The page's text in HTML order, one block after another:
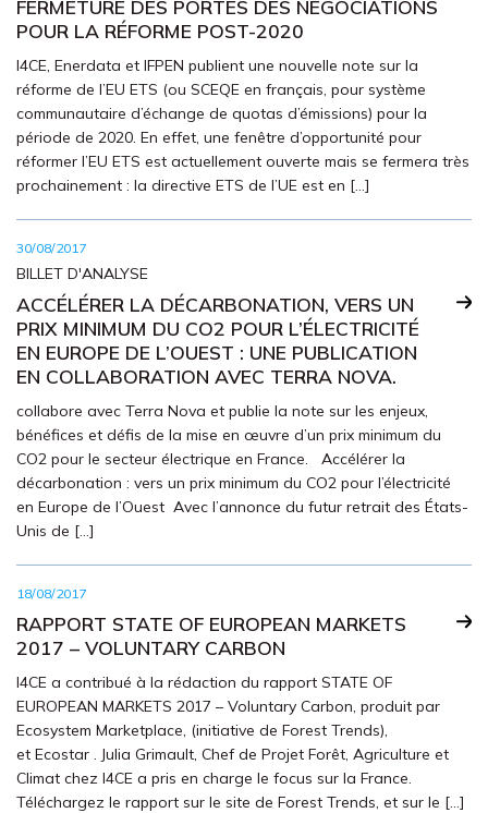
FERMETURE DES PORTES DES NÉGOCIATIONS
POUR LA RÉFORME POST-2020
I4CE, Enerdata et IFPEN publient une nouvelle note sur la
réforme de l’EU ETS (ou SCEQE en français, pour système
communautaire d’échange de quotas d’émissions) pour la
période de 2020. En effet, une fenêtre d’opportunité pour
réformer l’EU ETS est actuellement ouverte mais se fermera très
prochainement : la directive ETS de l’UE est en […]
30/08/2017
BILLET D'ANALYSE
ACCÉLÉRER LA DÉCARBONATION, VERS UN
PRIX MINIMUM DU CO2 POUR L’ÉLECTRICITÉ
EN EUROPE DE L’OUEST : UNE PUBLICATION
EN COLLABORATION AVEC TERRA NOVA.
collabore avec Terra Nova et publie la note sur les enjeux,
bénéfices et défis de la mise en œuvre d’un prix minimum du
CO2 pour le secteur électrique en France. Accélérer la
décarbonation : vers un prix minimum du CO2 pour l’électricité
en Europe de l’Ouest Avec l’annonce du futur retrait des États-
Unis de […]
18/08/2017
RAPPORT STATE OF EUROPEAN MARKETS
2017 – VOLUNTARY CARBON
I4CE a contribué à la rédaction du rapport STATE OF
EUROPEAN MARKETS 2017 – Voluntary Carbon, produit par
Ecosystem Marketplace, (initiative de Forest Trends),
et Ecostar . Julia Grimault, Chef de Projet Forêt, Agriculture et
Climat chez I4CE a pris en charge le focus sur la France.
Téléchargez le rapport sur le site de Forest Trends, et sur le […]